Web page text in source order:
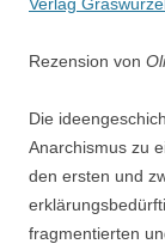
Rezension von
Die
Anarchismus zu
den ersten und
fragmentierten